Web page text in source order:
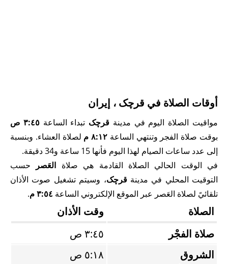
أوقات الصلاة في قرچک ، إيران
مواقيت الصلاة اليوم في مدينة قرچک تبداء الساعة٣:٤٥ ص
بوقت صلاة الفجر وتنتهي الساعة ٨:١٢ م
لصلاة العشاء. وبنسبة
إلى عدد ساعات الصيام لهذا اليوم فأنها 15 ساعة و34 دقيقة.
في الوقت الحالي الصلاة القادمة هي صلاة العَصر
حسب
التوقيت المحلي في مدينةقرچک، وسيتم تشغيل صوت الأذان
تلقائيً لصلاة العَصر عبر الموقع الإلكتروني الساعة ٣:٥٤ م .
الصلاة
وقت الأذان
صلاة الفجْر
٣:٤٥ ص
الشروق
٥:١٨ ص